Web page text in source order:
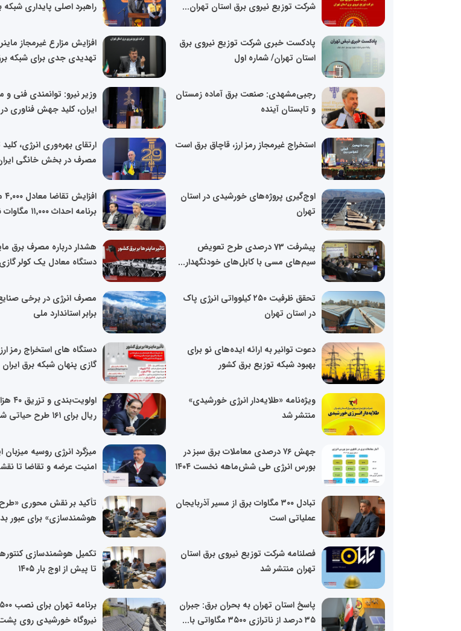
شرکت توزیع نیروی برق استان تهران...
راهبرد اصلی پایداری
پادکست خبری شرکت توزیع نیروی برق
استان تهران/ شماره اول
افزایش مزارع غیرمجاز
تهدیدی جدی برای شبکه
رجبی‌مشهدی: صنعت برق آماده زمستان
و تابستان آینده
وزیر نیرو: توانمندی فنی
ایران، کلید جهش فناوری
استخراج غیرمجاز رمز ارز، قاچاق برق است
ارتقای بهره‌وری انرژی،
مصرف در بخش خانگی
اوج‌گیری پروژه‌های خورشیدی در استان
تهران
برنامه احداث ۱۱٬۰۰۰ مگاوات نیروگاه تا...
پیشرفت 73 درصدی طرح تعویض
سیم‌های مسی با کابل‌های خودنگهدار...
هشدار درباره مصرف برق
دستگاه معادل یک کولر
تحقق ظرفیت ۲۵۰ کیلوواتی انرژی پاک
در استان تهران
برابر استاندارد ملی
دعوت توانیر به ارائه ایده‌های نو برای
بهبود شبکه توزیع برق کشور
دستگاه های استخراج رمز
گازی پنهان شبکه برق ایران
ویژه‌نامه «طلایه‌دار انرژی خورشیدی»
منتشر شد
ریال برای ۱۶۱ طرح حیاتی شبکه برق...
جهش ۷۶ درصدی معاملات برق سبز در
بورس انرژی طی شش‌ماهه نخست ۱۴۰۴
میزگرد انرژی روسیه میزبان
امنیت عرضه و تقاضا تا
تبادل ۳۰۰ مگاوات برق از مسیر آذربایجان
عملیاتی است
تأکید بر نقش محوری
هوشمندسازی» برای عبور
فصلنامه شرکت توزیع نیروی برق استان
تهران منتشر شد
تکمیل هوشمندسازی
تا پیش از اوج بار ۱۴۰۵
پاسخ استان تهران به بحران برق: جبران
۳۵ درصد از ناترازی ۳۵۰۰ مگاواتی با...
نیروگاه خورشیدی روی